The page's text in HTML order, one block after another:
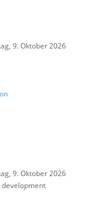
9. Oktober 2026
9. Oktober 2026